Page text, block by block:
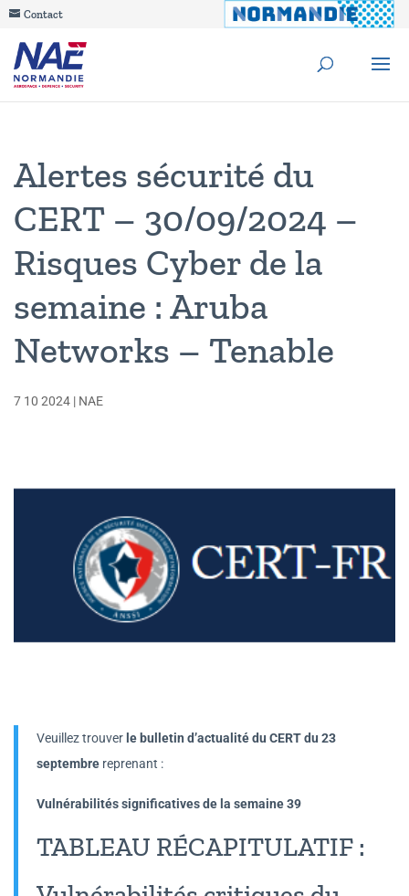
Contact
Alertes sécurité du
CERT – 30/09/2024 –
Risques Cyber de la
semaine : Aruba
Networks – Tenable
7 10 2024 | NAE
Veuillez trouver le bulletin d’actualité du CERT du 23
septembre reprenant :
Vulnérabilités significatives de la semaine 39
TABLEAU RÉCAPITULATIF :